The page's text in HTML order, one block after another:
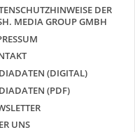
DER
MEDIA GROUP GMBH
(DIGITAL)
(PDF)
UNS